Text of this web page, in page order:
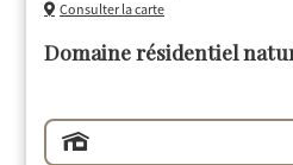
Domaine résidentiel
Consulter la carte